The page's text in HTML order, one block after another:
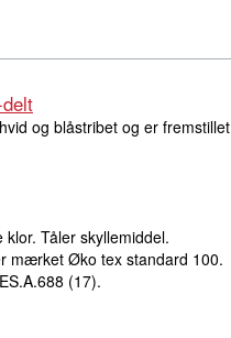
og blåstribet og er fremstillet
Tåler skyllemiddel.
mærket Øko tex standard 100.
(17).